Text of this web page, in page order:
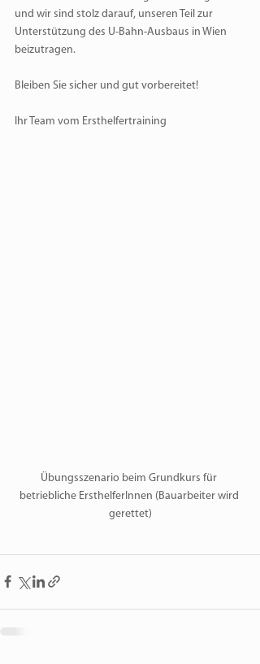
und wir sind stolz darauf, unseren Teil zur
Unterstützung des U-Bahn-Ausbaus in Wien
beizutragen.
Bleiben Sie sicher und gut vorbereitet!
Ihr Team vom Ersthelfertraining
Übungsszenario beim Grundkurs für
betriebliche ErsthelferInnen (Bauarbeiter wird
gerettet)